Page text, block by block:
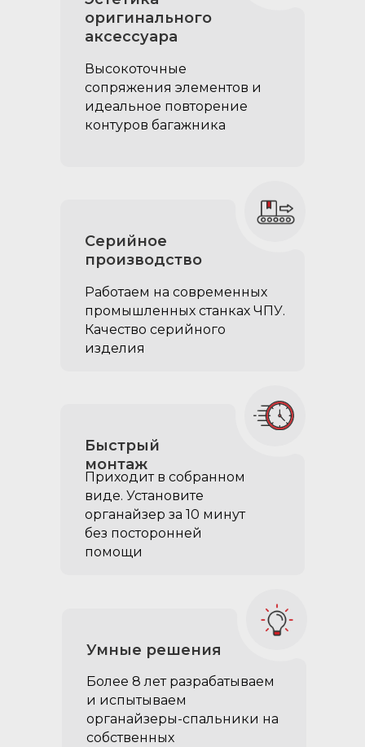
при сложенных спинках
плоскость для
комфортного
двуспального места
крепятся к органайзеру,
при транспортировке
хранятся на органайзере,
когда не нужны - вне
автомобиля
Быстрый
монтаж
Умные решения
оригинального
аксеcсуара
Серийное
производство
Приходит в собранном
виде. Установите
органайзер за 10 минут
без посторонней
помощи
Более 8 лет разрабатываем
и испытываем
органайзеры-спальники на
собственных
Работаем на современных
промышленных станках ЧПУ.
Качество серийного
изделия
Высокоточные
сопряжения элементов и
идеальное повторение
контуров багажника